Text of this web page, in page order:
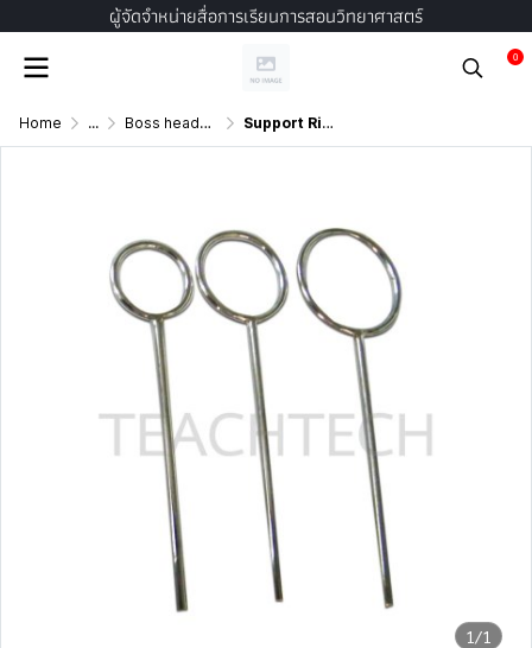
ผู้จัดจำหน่ายสื่อการเรียนการสอนวิทยาศาสตร์
0
Home ... Boss heads, clamps, stands, holders Support Ring
1/1